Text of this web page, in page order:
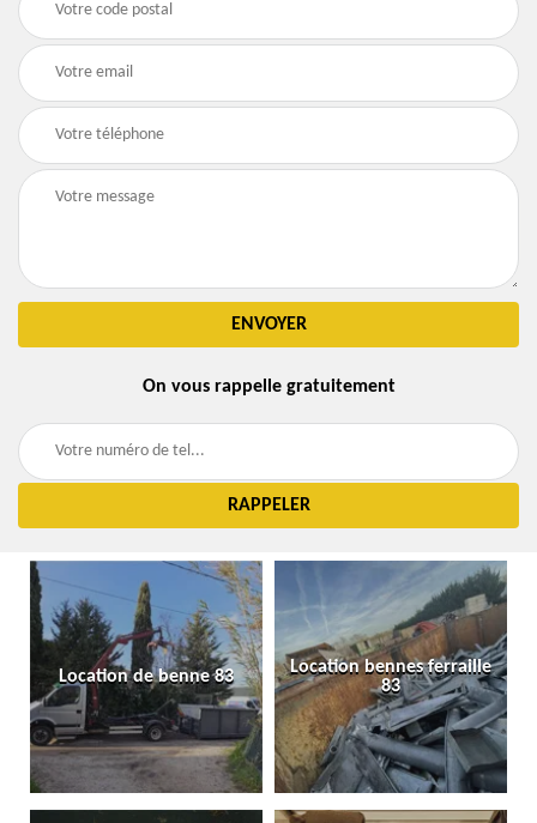
On vous rappelle gratuitement
Location de benne 83
Location bennes ferraille
83